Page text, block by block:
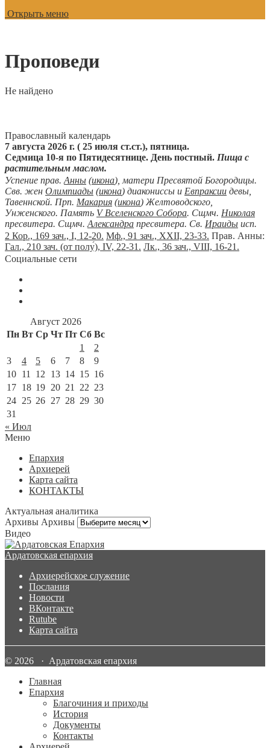
Открыть меню
Проповеди
Не найдено
Православный календарь
7 августа 2026 г. ( 25 июля ст.ст.), пятница.
Седмица 10-я по Пятидесятнице. День постный. Пища с
растительным маслом.
Успение прав. Анны (икона), матери Пресвятой Богородицы.
Свв. жен Олимпиады (икона) диакониссы и Евпраксии девы,
Тавеннской. Прп. Макария (икона) Желтоводского,
Унженского. Память V Вселенского Собора. Сщмч. Николая
пресвитера. Сщмч. Александра пресвитера. Св. Ираиды исп.
2 Кор., 169 зач., I, 12-20. Мф., 91 зач., XXII, 23-33. Прав. Анны:
Гал., 210 зач. (от полу́), IV, 22-31. Лк., 36 зач., VIII, 16-21.
Социальные сети
Август 2026
Пн Вт Ср Чт Пт Сб Вс
1
2
3
4 5 6 7 8
9
10 11 12 13 14 15 16
17 18 19 20 21 22 23
24 25 26 27 28 29 30
31
« Июл
Меню
Епархия
Архиерей
Карта сайта
КОНТАКТЫ
Актуальная аналитика
Архивы Архивы
Видео
Ардатовская епархия
Архиерейское служение
Послания
Новости
ВКонтакте
Rutube
Карта сайта
© 2026 · Ардатовская епархия
Главная
Епархия
Благочиния и приходы
История
Документы
Контакты